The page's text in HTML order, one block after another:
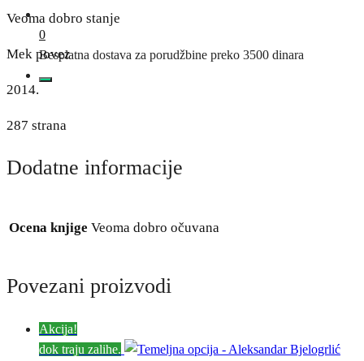
0
Besplatna dostava za porudžbine preko 3500 dinara
Veoma dobro stanje
Mek povez
2014.
287 strana
Dodatne informacije
Ocena knjige Veoma dobro očuvana
Povezani proizvodi
Akcija!
dok traju zalihe.